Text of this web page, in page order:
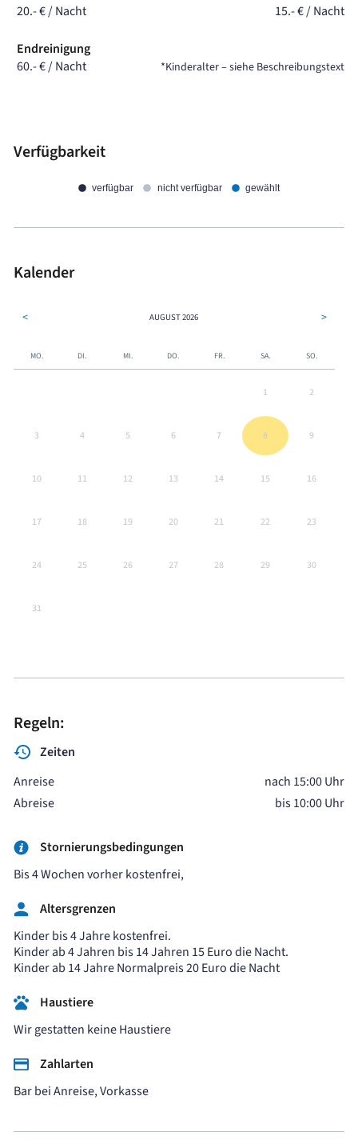
20.- € / Nacht
15.- € / Nacht
Endreinigung
60.- € / Nacht
*Kinderalter – siehe Beschreibungstext
Verfügbarkeit
verfügbar nicht verfügbar gewählt
Kalender
< AUGUST2026 >
MO. DI. MI. DO. FR. SA. SO.
1 2
3 4 5 6 7 8 9
10 11 12 13 14 15 16
17 18 19 20 21 22 23
24 25 26 27 28 29 30
31
Regeln:
Zeiten
Anreise
nach 15:00 Uhr
Abreise
bis 10:00 Uhr
Stornierungsbedingungen
Bis 4 Wochen vorher kostenfrei,
Altersgrenzen
Kinder bis 4 Jahre kostenfrei.
Kinder ab 4 Jahren bis 14 Jahren 15 Euro die Nacht.
Kinder ab 14 Jahre Normalpreis 20 Euro die Nacht
Haustiere
Wir gestatten keine Haustiere
Zahlarten
Bar bei Anreise, Vorkasse